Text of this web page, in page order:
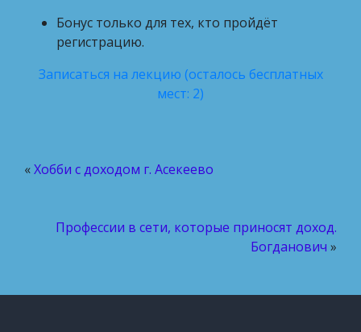
Бонус только для тех, кто пройдёт
регистрацию.
Записаться на лекцию (осталось бесплатных
мест: 2)
«Хобби с доходом г. Асекеево
Профессии в сети, которые приносят доход.
Богданович »